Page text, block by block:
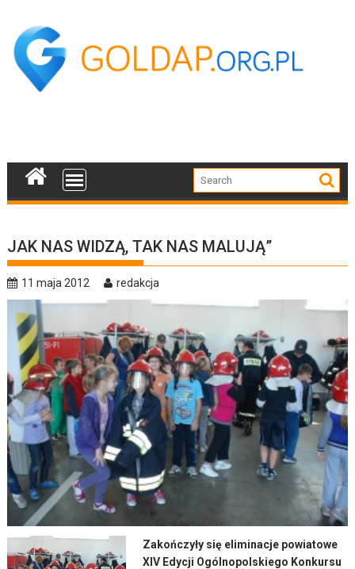
content
JAK NAS WIDZĄ, TAK NAS MALUJĄ”
11 maja 2012 redakcja
Zakończyły się eliminacje powiatowe
XIV Edycji Ogólnopolskiego Konkursu